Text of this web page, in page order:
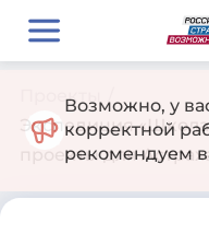
Проекты
Экспедиция
проекты для
Возможно, у
корректной
рекомендуем